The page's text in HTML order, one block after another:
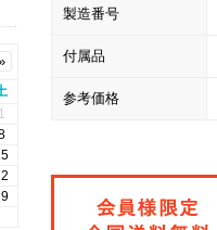
製造番号
付属品
参考価格